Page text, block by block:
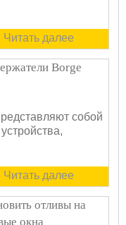
Читать далее
Borge
собой
Читать далее
отливы на
окна